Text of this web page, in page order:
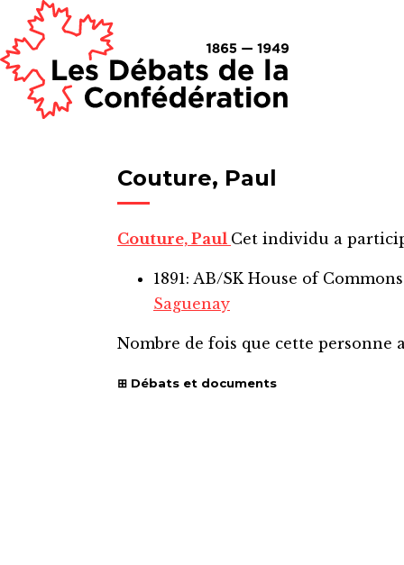
Couture, Paul
Couture, Paul Cet individu a
1891: AB/SK House of
Saguenay
Nombre de fois que cette personne
Débats et documents